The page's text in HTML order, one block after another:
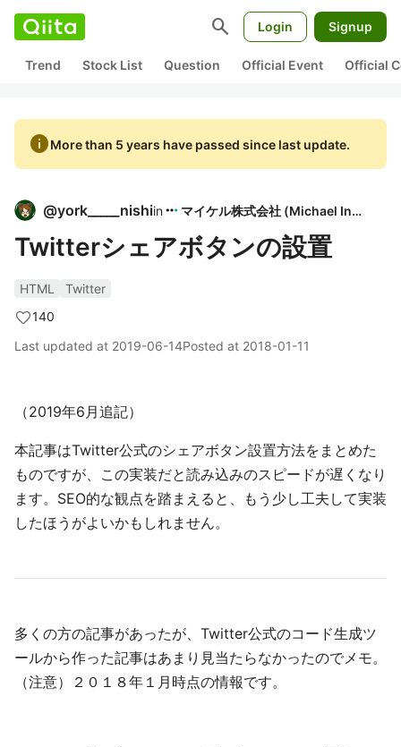
search Login Signup
Trend Stock List Question Official Event Official
infoMore than 5 years have passed since last update.
@york_____nishiin マイケル株式会社 (Michael Inc.)
Twitterシェアボタンの設置
HTML
Twitter
140
Last updated at 2019-06-14Posted at 2018-01-11
（2019年6月追記）
本記事はTwitter公式のシェアボタン設置方法をまとめた
ものですが、この実装だと読み込みのスピードが遅くなり
ます。SEO的な観点を踏まえると、もう少し工夫して実装
したほうがよいかもしれません。
多くの方の記事があったが、Twitter公式のコード生成ツ
ールから作った記事はあまり見当たらなかったのでメモ。
（注意）２０１８年１月時点の情報です。